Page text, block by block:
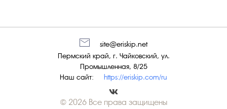
Наш сайт: https://eriskip.com/ru
Пермский край, г. Чайковский, ул.
Промышленная, 8/25
site@eriskip.net
© 2026 Все права защищены